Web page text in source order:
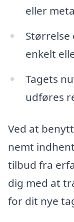
eller
Størrelse
enkelt
Tagets
udføres
Ved at
nemt
tilbud fra
dig med at
for dit nye